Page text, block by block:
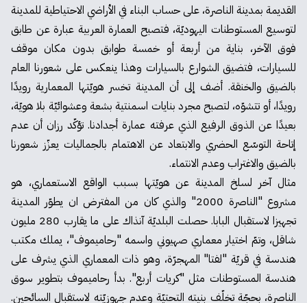
القديمة بمدينة الناصرة، على حساب البناء في الأراضي الاحتياطية للمدينة
لتوسيع المستوطنات اليهوديّة، فتصبح العمارة العربية عبارة عن طابق
فوق الآخر، بناية من أربعة أو خمسة طوابق بدون مكان موقف
للسيارات، فتضيق الشوارع بالسيارات وهذا ينعكس على شعورنا العام
بالضيق والخنقة. أضف إلى أن المدينة تخسر هويّتها المعمارية رويدًا
رويدًا، أو تتشوّه، لتصبح مجرد بنايات اسمنتية بشعة وعشوائيّة بلا هويّة،
بعيدًا عن الذوق الرفيع الذي عرفته عمارة أجدادنا. تؤكّد رزان أن عدم
إتاحة التوسّع الحضري والابتعاد عن الاهتمام بالجماليات يعزّز شعورنا
بالضيق والاغتراب وعدم الانتماء.
مثال آخر لسلخ المدينة عن هويّتها بسبب الواقع الاستعماري، هو
مشروع "الناصرة 2000" والذي كان من المفترض ان يطوّر المدينة
تجهيزا لاستقبال البابا. حصلت البلديّة آنذاك على ما يقارب 280 مليون
شاقل، وتمّ اختيار معماري صهيوني واسمه "رحاميموف"، يملك مكتب
هندسة في قريّة "لفتا" المهجرّة، وهو ذات المعماري الذي يشرف على
هندسة المستوطنات مثل "كريات أربع". بدأ رحاميموف بتطوير سوق
الناصرة، بحجّة تخلّف بنيته التحتيّة وعدم جهوزيّته لاستقبال السائحين.